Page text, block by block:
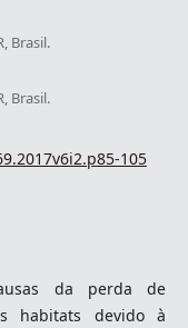
Brasil.
Brasil.
105
da perda de
habitats devido à